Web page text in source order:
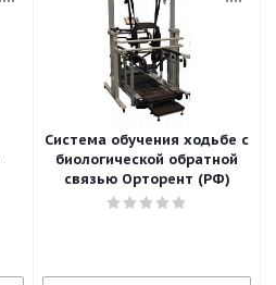
Система обучения ходьбе с
биологической обратной
связью Орторент (РФ)